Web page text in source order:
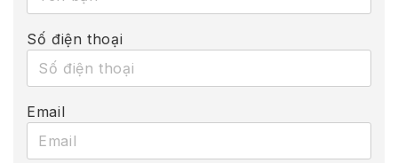
Số điện thoại
Email